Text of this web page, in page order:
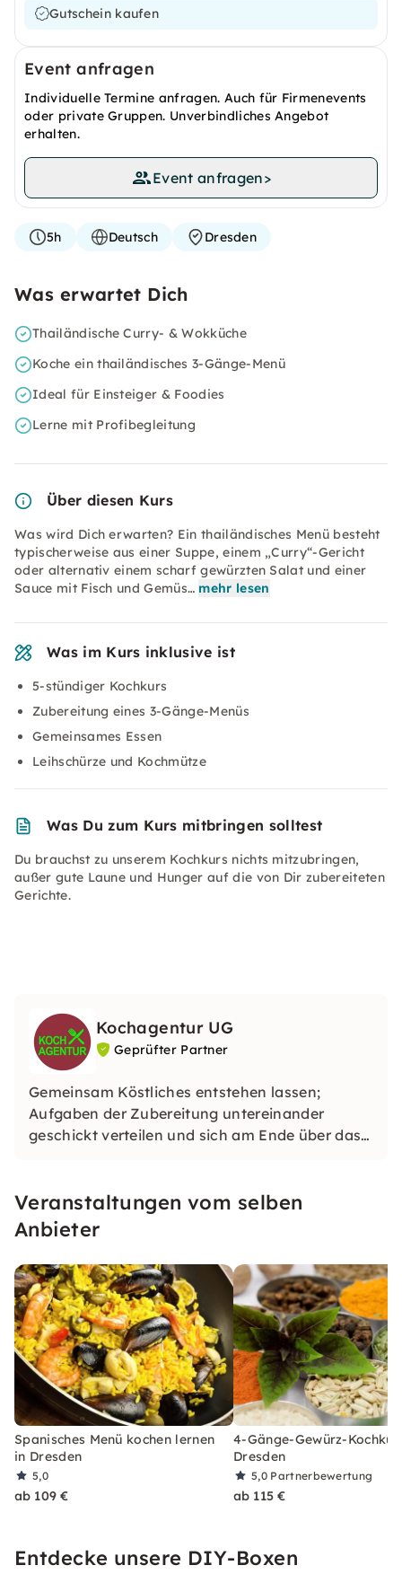
Gutschein kaufen
Event anfragen
Individuelle Termine anfragen. Auch für Firmenevents
oder private Gruppen. Unverbindliches Angebot
erhalten.
Event anfragen>
5h Deutsch Dresden
Was erwartet Dich
Thailändische Curry- & Wokküche
Koche ein thailändisches 3-Gänge-Menü
Ideal für Einsteiger & Foodies
Lerne mit Profibegleitung
Über diesen Kurs
Was wird Dich erwarten? Ein thailändisches Menü besteht
typischerweise aus einer Suppe, einem „Curry“-Gericht
oder alternativ einem scharf gewürzten Salat und einer
Sauce mit Fisch und Gemüs… mehr lesen
Was im Kurs inklusive ist
5-stündiger Kochkurs
Zubereitung eines 3-Gänge-Menüs
Gemeinsames Essen
Leihschürze und Kochmütze
Was Du zum Kurs mitbringen solltest
Du brauchst zu unserem Kochkurs nichts mitzubringen,
außer gute Laune und Hunger auf die von Dir zubereiteten
Gerichte.
Kochagentur UG
Geprüfter Partner
Gemeinsam Köstliches entstehen lassen;
Aufgaben der Zubereitung untereinander
geschickt verteilen und sich am Ende über das
Veranstaltungen vom selben
Anbieter
Spanisches Menü kochen lernen
in Dresden
5,0
ab 109 €
4-Gänge-Gewürz-
Dresden
5,0 Partnerbewertung
ab 115 €
Entdecke unsere DIY-Boxen